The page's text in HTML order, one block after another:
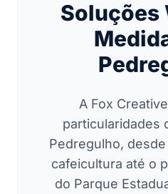
Soluções
A Fox
particularidades
Pedregulho,
cafeicultura até o
do Parque